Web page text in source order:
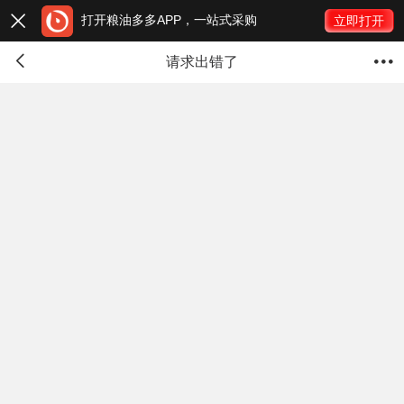
 打开粮油多多APP，一站式采购 立即打开
 请求出错了 